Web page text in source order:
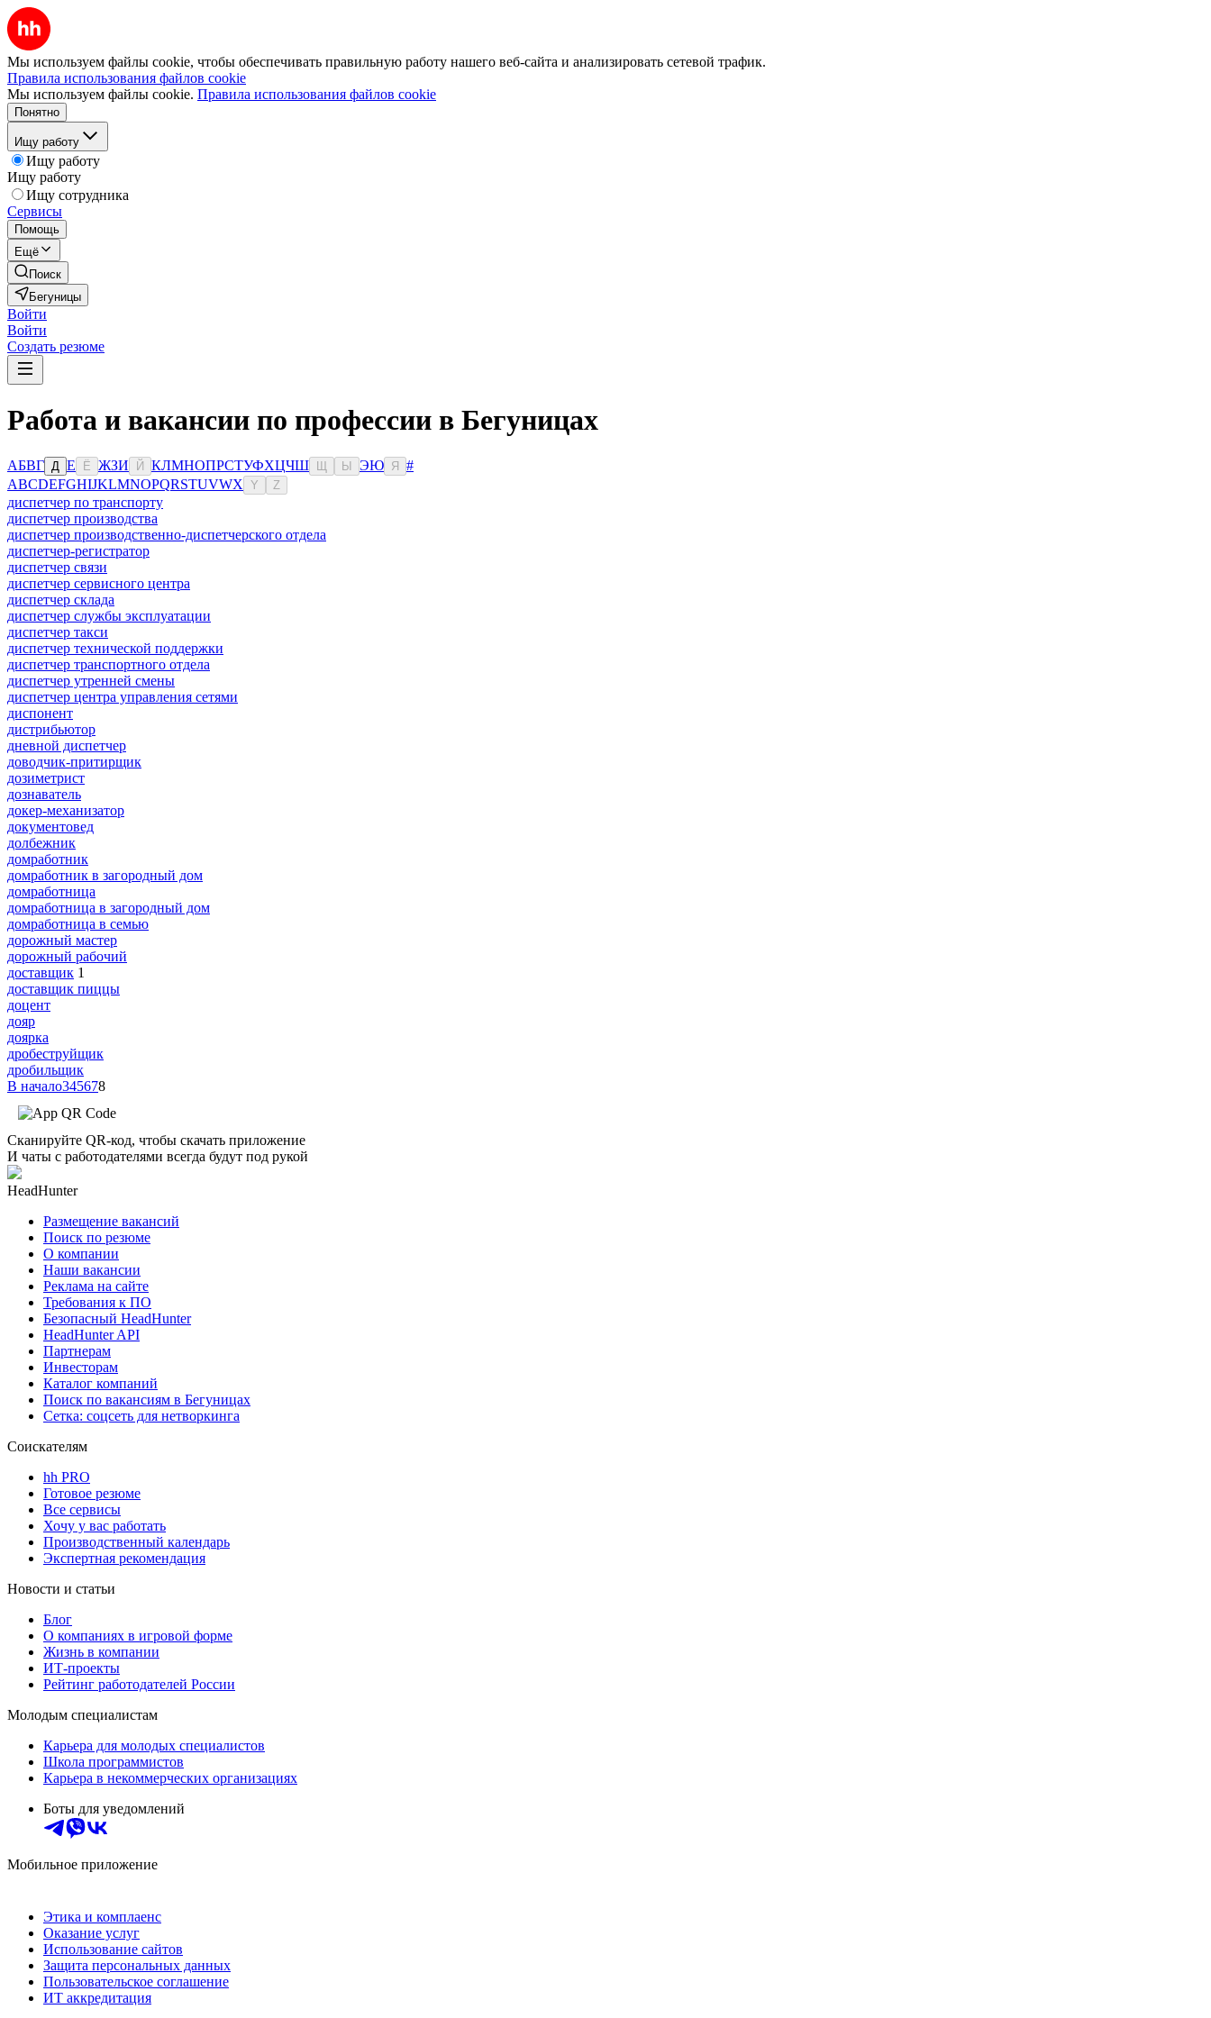
Мы используем файлы cookie, чтобы обеспечивать правильную работу нашего веб-сайта и анализировать сетевой трафик.
Правила использования файлов cookie
Мы используем файлы cookie. Правила использования файлов cookie
Понятно
Ищу работу
Ищу работу
Ищу работу
Ищу сотрудника
Сервисы
Помощь
Ещё
Поиск
Бегуницы
Войти
Войти
Создать резюме
Работа и вакансии по профессии в Бегуницах
АБВГ Д Е Ё ЖЗИ Й КЛМНОПРСТУФХЦЧШ Ы ЭЮ Я
#
ABCDEFGHIJKLMNOPQRSTUVWX Y Z
диспетчер по транспорту
диспетчер производства
диспетчер производственно-диспетчерского отдела
диспетчер-регистратор
диспетчер связи
диспетчер сервисного центра
диспетчер склада
диспетчер службы эксплуатации
диспетчер такси
диспетчер технической поддержки
диспетчер транспортного отдела
диспетчер утренней смены
диспетчер центра управления сетями
диспонент
дистрибьютор
дневной диспетчер
доводчик-притирщик
дозиметрист
дознаватель
докер-механизатор
документовед
долбежник
домработник
домработник в загородный дом
домработница
домработница в загородный дом
домработница в семью
дорожный мастер
дорожный рабочий
доставщик 1
доставщик пиццы
доцент
дояр
доярка
дробеструйщик
дробильщик
В начало345678
Сканируйте QR-код, чтобы скачать приложение
И чаты с работодателями всегда будут под рукой
HeadHunter
Размещение вакансий
Поиск по резюме
О компании
Наши вакансии
Реклама на сайте
Требования к ПО
Безопасный HeadHunter
HeadHunter API
Партнерам
Инвесторам
Каталог компаний
Поиск по вакансиям в Бегуницах
Сетка: соцсеть для нетворкинга
Соискателям
hh PRO
Готовое резюме
Все сервисы
Хочу у вас работать
Производственный календарь
Экспертная рекомендация
Новости и статьи
Блог
О компаниях в игровой форме
Жизнь в компании
ИТ-проекты
Рейтинг работодателей России
Молодым специалистам
Карьера для молодых специалистов
Школа программистов
Карьера в некоммерческих организациях
Боты для уведомлений
Мобильное приложение
Этика и комплаенс
Оказание услуг
Использование сайтов
Защита персональных данных
Пользовательское соглашение
ИТ аккредитация